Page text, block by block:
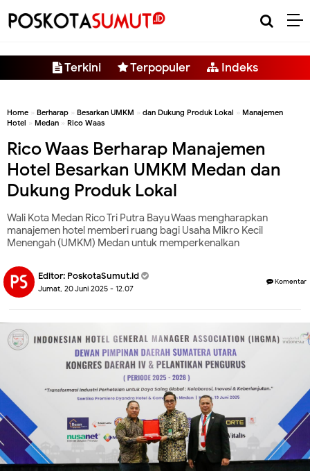
Terkini Terpopuler Indeks
Home » Berharap » Besarkan UMKM » dan Dukung Produk Lokal » Manajemen
Hotel » Medan » Rico Waas
Rico Waas Berharap Manajemen
Hotel Besarkan UMKM Medan dan
Dukung Produk Lokal
Wali Kota Medan Rico Tri Putra Bayu Waas mengharapkan
manajemen hotel memberi ruang bagi Usaha Mikro Kecil
Menengah (UMKM) Medan untuk memperkenalkan
Editor: PoskotaSumut.id
Jumat, 20 Juni 2025 - 12.07
Komentar